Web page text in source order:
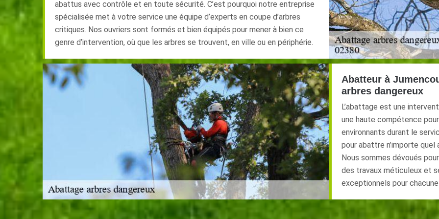
abattus avec contrôle et en toute sécurité. C’est pourquoi notre entreprise
spécialisée met à votre service une équipe d’experts en coupe d’arbres
critiques. Nos ouvriers sont formés et bien équipés pour mener à bien ce
genre d’intervention, où que les arbres se trouvent, en ville ou en périphérie.
Abatteur à
arbres dangereux
L’abattage est une
une haute compétence
environnants durant le
pour abattre n’importe
Nous sommes dévoués
des travaux méticuleux et
exceptionnels pour